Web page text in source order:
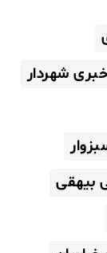
شهردار
بیهقی